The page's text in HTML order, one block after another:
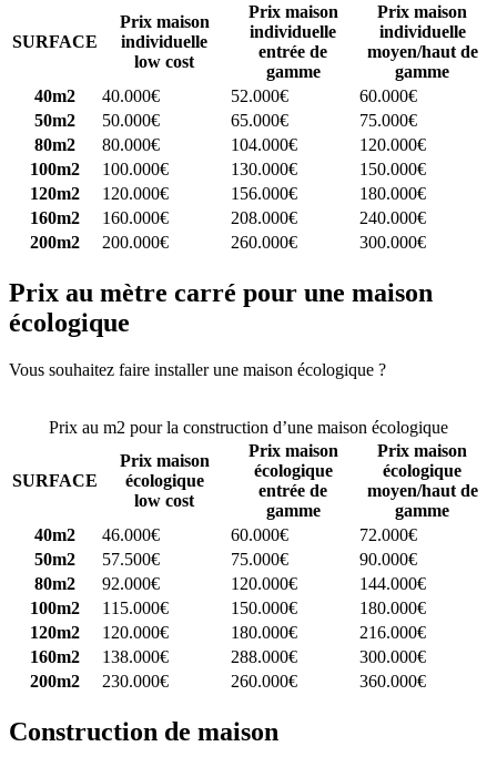
SURFACE
Prix maison
individuelle
low cost
Prix maison
individuelle
entrée de
gamme
Prix maison
individuelle
moyen/haut de
gamme
40m2
40.000€ 52.000€
60.000€
50m2
50.000€ 65.000€
75.000€
80m2
80.000€ 104.000€
120.000€
100m2
100.000€ 130.000€
150.000€
120m2
120.000€ 156.000€
180.000€
160m2
160.000€ 208.000€
240.000€
200m2
200.000€ 260.000€ 300.000€
Prix au mètre carré pour une maison
écologique
Vous souhaitez faire installer une maison écologique ?
Prix au m2 pour la construction d’une maison écologique
SURFACE
Prix maison
écologique
low cost
Prix maison
écologique
entrée de
gamme
Prix maison
écologique
moyen/haut de
gamme
40m2
46.000€ 60.000€
72.000€
50m2
57.500€ 75.000€
90.000€
80m2
92.000€ 120.000€
144.000€
100m2
115.000€ 150.000€
180.000€
120m2
120.000€ 180.000€
216.000€
160m2
138.000€ 288.000€
300.000€
200m2
230.000€ 260.000€ 360.000€
Construction de maison